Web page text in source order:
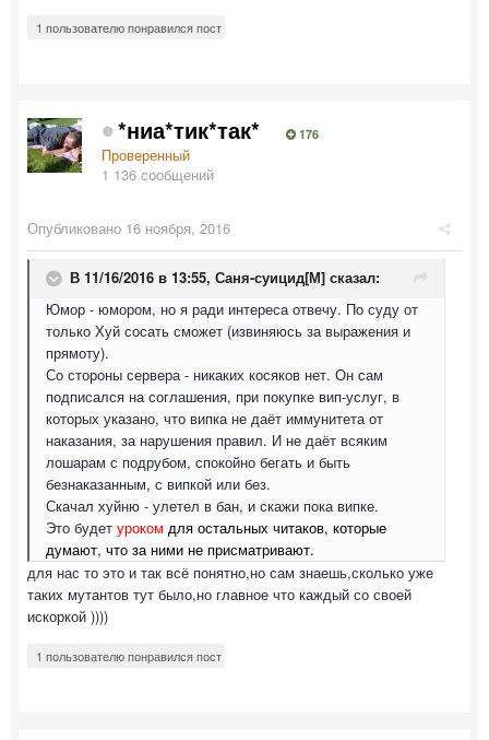
1 пользователю понравился пост
*ниа*тик*так* 176
Проверенный
1 136 сообщений
Опубликовано 16 ноября, 2016
В 11/16/2016 в 13:55, Саня-суицид[М] сказал:
Юмор - юмором, но я ради интереса отвечу. По суду от
только Хуй сосать сможет (извиняюсь за выражения и
прямоту).
Со стороны сервера - никаких косяков нет. Он сам
подписался на соглашения, при покупке вип-услуг, в
которых указано, что випка не даёт иммунитета от
наказания, за нарушения правил. И не даёт всяким
лошарам с подрубом, спокойно бегать и быть
безнаказанным, с випкой или без.
Скачал хуйню - улетел в бан, и скажи пока випке.
Это будет уроком для остальных читаков, которые
думают, что за ними не присматривают.
для нас то это и так всё понятно,но сам знаешь,сколько уже
таких мутантов тут было,но главное что каждый со своей
искоркой ))))
1 пользователю понравился пост